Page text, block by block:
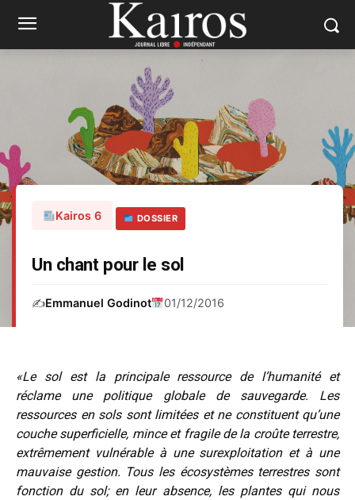
Kairos 6 DOSSIER
Un chant pour le sol
✍️Emmanuel Godinot 01/12/2016
«Le sol est la principale ressource de l’humanité et
réclame une politique globale de sauvegarde. Les
ressources en sols sont limitées et ne constituent qu’une
couche superficielle, mince et fragile de la croûte terrestre,
extrêmement vulnérable à une surexploitation et à une
mauvaise gestion. Tous les écosystèmes terrestres sont
fonction du sol; en leur absence, les plantes qui nous